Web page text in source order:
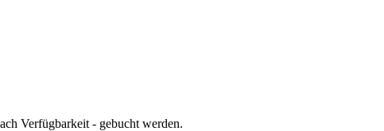
Verfügbarkeit - gebucht werden.